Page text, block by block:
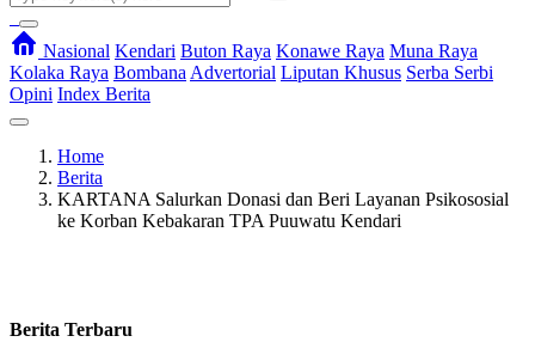
Nasional Kendari Buton Raya Konawe Raya Muna Raya
Kolaka Raya Bombana Advertorial Liputan Khusus Serba Serbi
Opini Index Berita
Home
Berita
KARTANA Salurkan Donasi dan Beri Layanan Psikososial
ke Korban Kebakaran TPA Puuwatu Kendari
Berita Terbaru